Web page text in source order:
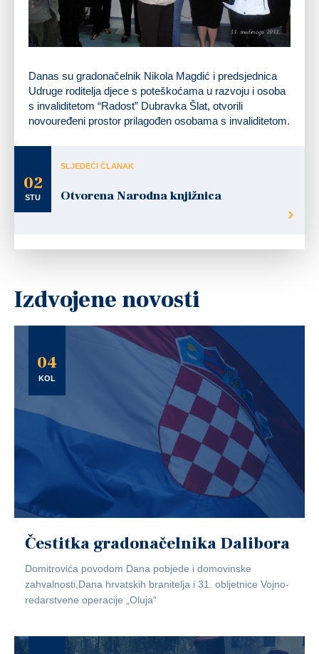
Danas su gradonačelnik Nikola Magdić i predsjednica
Udruge roditelja djece s poteškoćama u razvoju i osoba
s invaliditetom “Radost” Dubravka Šlat, otvorili
novouređeni prostor prilagođen osobama s invaliditetom.
02
STU
SLJEDEĆI ČLANAK
Otvorena Narodna knjižnica
Izdvojene novosti
04
KOL
Čestitka gradonačelnika Dalibora
Domitrovića povodom Dana pobjede i domovinske
zahvalnosti,Dana hrvatskih branitelja i 31. obljetnice Vojno-
redarstvene operacije „Oluja“